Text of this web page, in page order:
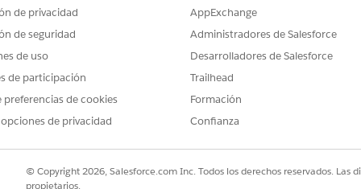
esta plantilla captura estos detalles del empleado:
de la aplicación de software que se va a desinstalar del
breve explicación para la solicitud de desinstalación, como
que ya no se requiere.
la solicitud de realización manual al equipo de TI. Puede
de privacidad
de seguridad
de uso
de participación
preferencias de cookies
opciones de privacidad
AppExchange
Administradores de Salesforce
Desarrolladores de Salesforce
Trailhead
Formación
Confianza
© Copyright 2026, Salesforce.com Inc. Todos los derechos reservados. Las
propietarios.